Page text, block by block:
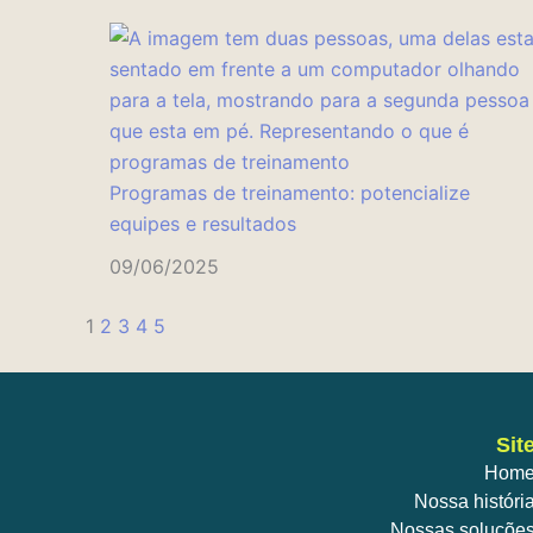
Programas de treinamento: potencialize
equipes e resultados
09/06/2025
1 2 3 4 5
Nossa história